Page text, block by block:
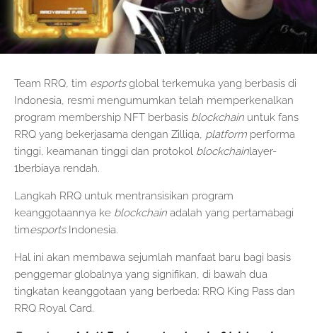
Team RRQ, tim esportsglobal terkemuka yang berbasis di
Indonesia, resmi mengumumkan telah memperkenalkan
program membership NFT berbasis blockchain untuk fans
RRQ yang bekerjasama dengan Zilliqa, platform performa
tinggi, keamanan tinggi dan protokol blockchainlayer-
1berbiaya rendah.
Langkah RRQ untuk mentransisikan program
keanggotaannya ke blockchain adalah yang pertamabagi
timesports Indonesia.
Hal ini akan membawa sejumlah manfaat baru bagi basis
penggemar globalnya yang signifikan, di bawah dua
tingkatan keanggotaan yang berbeda: RRQ King Pass dan
RRQ Royal Card.